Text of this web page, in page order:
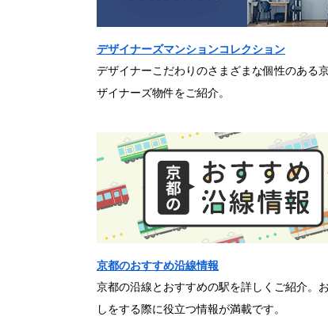
デザイナーズマンションコレクション
デザイナーこだわりのさまざまな個性のある
ザイナーズ物件をご紹介。
京都のおすすめ沿線情報
京都の沿線とおすすめの駅を詳しくご紹介。
しをする際に役立つ情報が満載です。